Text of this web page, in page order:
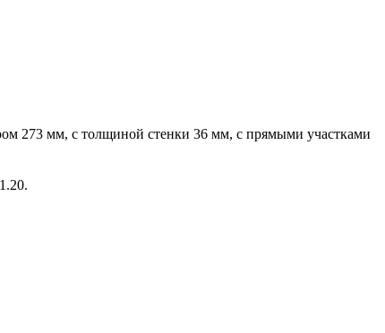
273 мм, с толщиной стенки 36 мм, с прямыми участками